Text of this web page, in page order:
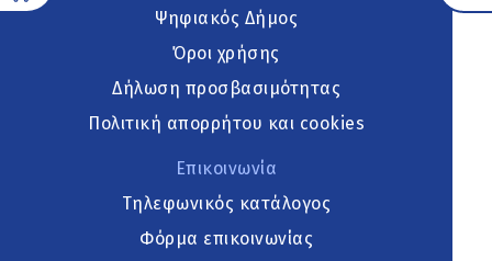
Ψηφιακός Δήμος
Όροι χρήσης
Δήλωση προσβασιμότητας
Πολιτική απορρήτου και cookies
Επικοινωνία
Τηλεφωνικός κατάλογος
Φόρμα επικοινωνίας